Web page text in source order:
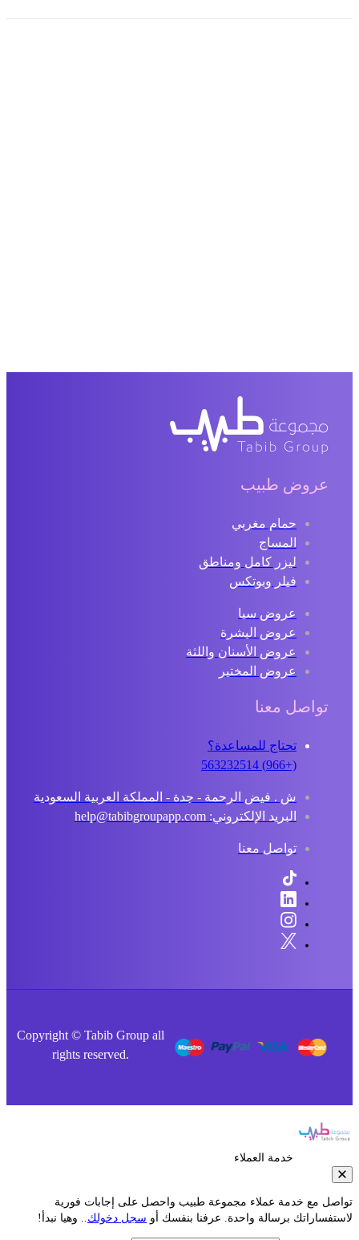
عروض طبيب
حمام مغربي
المساج
ليزر كامل ومناطق
فيلر وبوتكس
عروض سبا
عروض البشرة
عروض الأسنان واللثة
عروض المختبر
تواصل معنا
تحتاج للمساعدة؟
ش . فيض الرحمة - جدة - المملكة العربية السعودية
البريد الإلكتروني: help@tabibgroupapp.com
تواصل معنا
Copyright © Tabib Group all
rights reserved.
خدمة العملاء
مع خدمة عملاء مجموعة طبيب واحصل على إجابات فورية
برسالة واحدة. عرفنا بنفسك أوسجل دخولك.. وهيا نبدأ!